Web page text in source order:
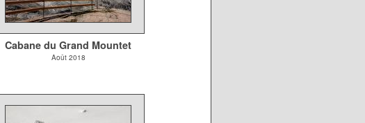
Cabane du Grand Mountet
Août 2018